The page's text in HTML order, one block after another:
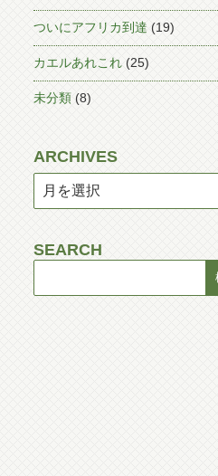
ついにアフリカ到達 (19)
カエルあれこれ (25)
未分類 (8)
ARCHIVES
SEARCH